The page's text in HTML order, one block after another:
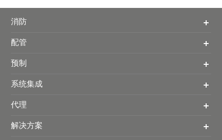
消防
配管
预制
系统集成
代理
解决方案